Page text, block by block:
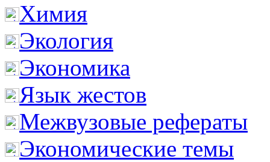
Химия
Экология
Экономика
Язык жестов
Межвузовые рефераты
Экономические темы